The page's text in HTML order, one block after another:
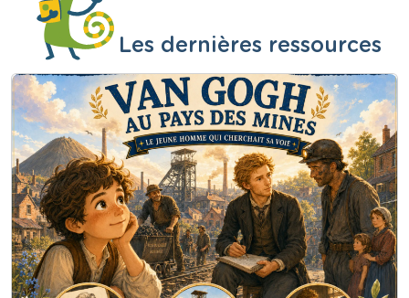
Les dernières ressources